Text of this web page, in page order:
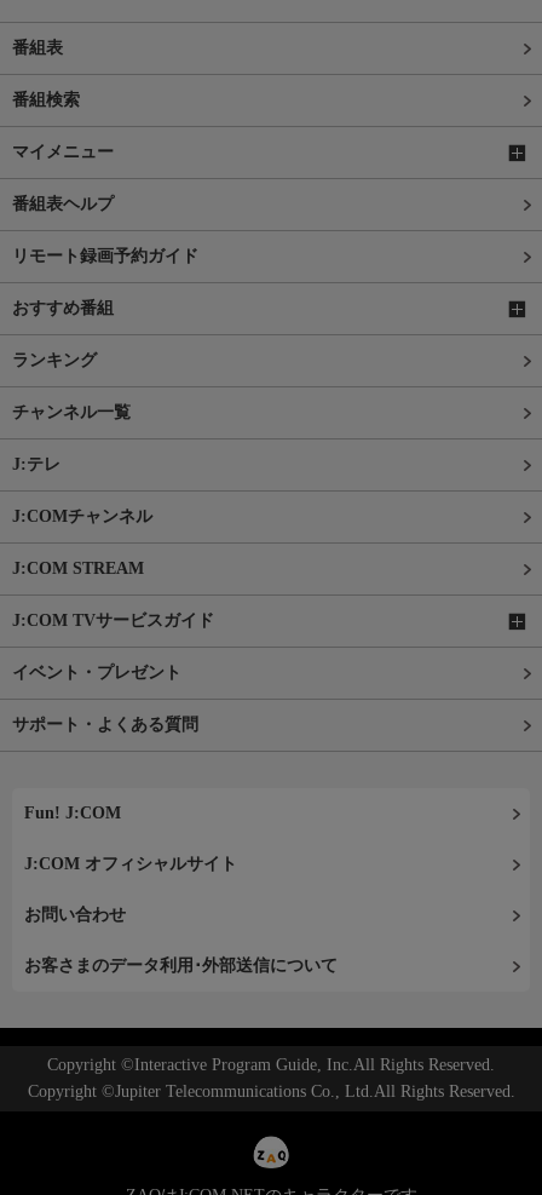
番組表
番組検索
マイメニュー
番組表ヘルプ
リモート録画予約ガイド
おすすめ番組
ランキング
チャンネル一覧
J:テレ
J:COMチャンネル
J:COM STREAM
J:COM TVサービスガイド
イベント・プレゼント
サポート・よくある質問
Fun! J:COM
J:COM オフィシャルサイト
お問い合わせ
お客さまのデータ利用･外部送信について
Copyright ©Interactive Program Guide, Inc.All Rights Reserved.
Copyright ©Jupiter Telecommunications Co., Ltd.All Rights Reserved.